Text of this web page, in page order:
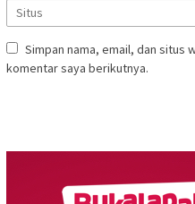
Simpan nama, email, dan situs
komentar saya berikutnya.